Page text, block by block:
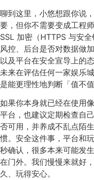
聊到这里，小悠想跟你说
要，但你不需要变成工程
SSL 加密（HTTPS 与安
风控、后台是否对数据做
以及平台在安全宣导上的
未来在评估任何一家娱乐
是能更理性地判断「值不
如果你本身就已经在使用像
平台，也建议定期检查自
否可用，并养成不乱点陌
惯。安全这件事，平台和
秒确认，很多本来可能发
在门外。我们慢慢来就好
久、玩得安心。